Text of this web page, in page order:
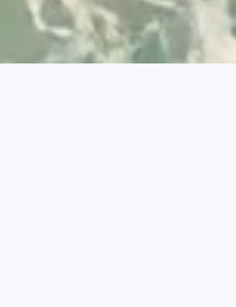
Desarrollado por
© 2026 Visit Albufeira